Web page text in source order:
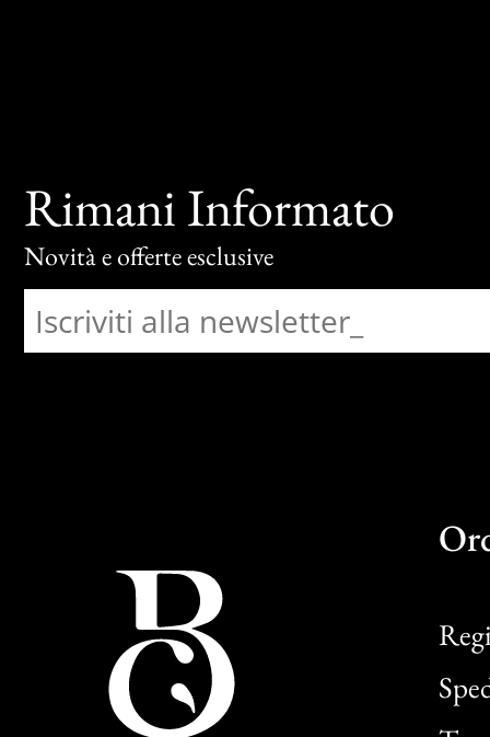
Rimani Informato
Novità e offerte esclusive